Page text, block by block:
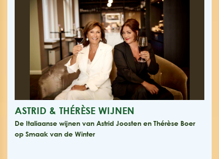
ASTRID & THÉRÈSE WIJNEN
De Italiaanse wijnen van Astrid Joosten en Thérèse Boer
op Smaak van de Winter